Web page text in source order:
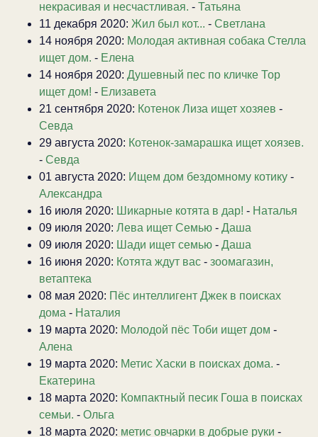
некрасивая и несчастливая. - Татьяна
11 декабря 2020: Жил был кот... - Светлана
14 ноября 2020: Молодая активная собака Стелла
ищет дом. - Елена
14 ноября 2020: Душевный пес по кличке Тор
ищет дом! - Елизавета
21 сентября 2020: Котенок Лиза ищет хозяев -
Севда
29 августа 2020: Котенок-замарашка ищет хоязев.
- Севда
01 августа 2020: Ищем дом бездомному котику -
Александра
16 июля 2020: Шикарные котята в дар! - Наталья
09 июля 2020: Лева ищет Семью - Даша
09 июля 2020: Шади ищет семью - Даша
16 июня 2020: Котята ждут вас - зоомагазин,
ветаптека
08 мая 2020: Пёс интеллигент Джек в поисках
дома - Наталия
19 марта 2020: Молодой пёс Тоби ищет дом -
Алена
19 марта 2020: Метис Хаски в поисках дома. -
Екатерина
18 марта 2020: Компактный песик Гоша в поисках
семьи. - Ольга
18 марта 2020: метис овчарки в добрые руки -